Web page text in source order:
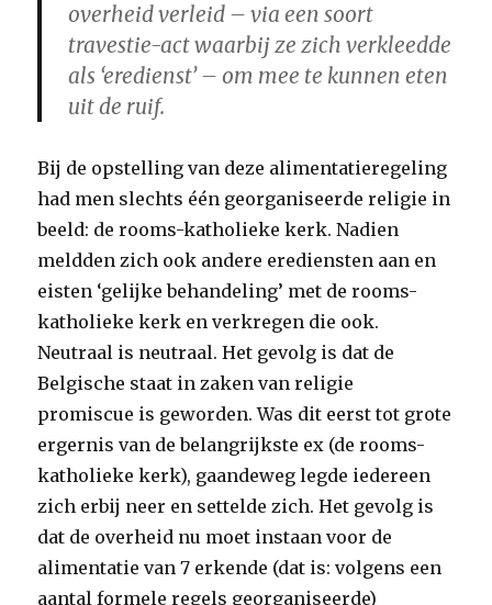
overheid verleid – via een soort
travestie-act waarbij ze zich verkleedde
als ‘eredienst’ – om mee te kunnen eten
uit de ruif.
Bij de opstelling van deze alimentatieregeling
had men slechts één georganiseerde religie in
beeld: de rooms-katholieke kerk. Nadien
meldden zich ook andere erediensten aan en
eisten ‘gelijke behandeling’ met de rooms-
katholieke kerk en verkregen die ook.
Neutraal is neutraal. Het gevolg is dat de
Belgische staat in zaken van religie
promiscue is geworden. Was dit eerst tot grote
ergernis van de belangrijkste ex (de rooms-
katholieke kerk), gaandeweg legde iedereen
zich erbij neer en settelde zich. Het gevolg is
dat de overheid nu moet instaan voor de
alimentatie van 7 erkende (dat is: volgens een
aantal formele regels georganiseerde)